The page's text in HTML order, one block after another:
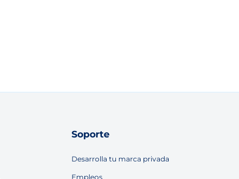
Soporte
Desarrolla tu marca privada
Empleos